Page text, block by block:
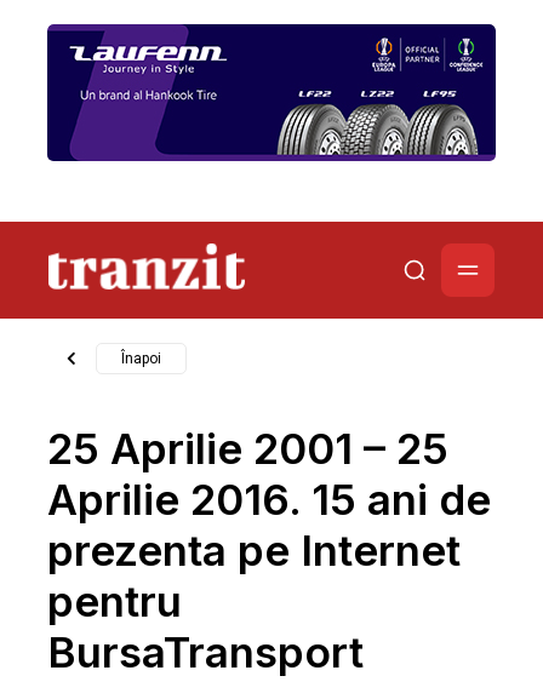
Înapoi
25 Aprilie 2001 – 25
Aprilie 2016. 15 ani de
prezenta pe Internet
pentru
BursaTransport